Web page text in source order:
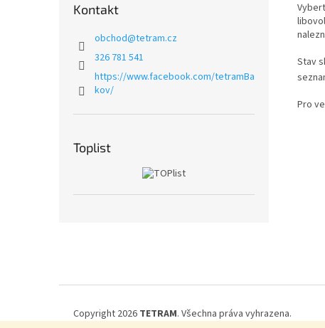
Kontakt
obchod@tetram.cz
326 781 541
https://www.facebook.com/tetramBa
kov/
Toplist
Stav
Pro
Copyright 2026 TETRAM. Všechna práva vyhrazena.